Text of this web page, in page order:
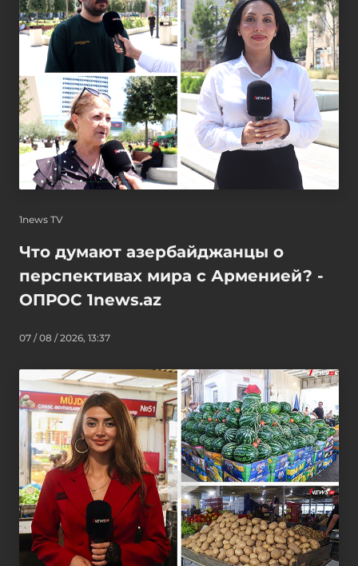
1news TV
Что думают азербайджанцы о
перспективах мира с Арменией? -
ОПРОС 1news.az
07 / 08 / 2026, 13:37